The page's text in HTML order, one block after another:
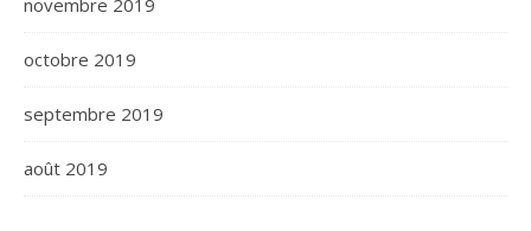
novembre 2019
octobre 2019
septembre 2019
août 2019